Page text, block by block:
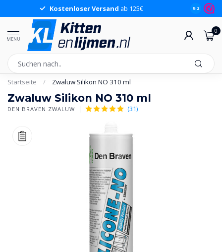
Kostenloser Versand ab 125€ 9.2
MENU
0
Startseite / Zwaluw Silikon NO 310 ml
Zwaluw Silikon NO 310 ml
DEN BRAVEN ZWALUW (31)